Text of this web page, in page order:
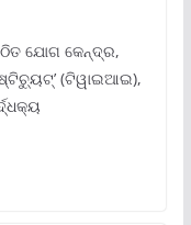
ଯୋଗ କେନ୍ଦ୍ର,
(ଟିୱାଇଆଇ),